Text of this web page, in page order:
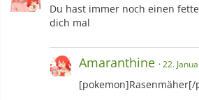
Du hast immer noch einen
dich mal
Amaranthine 22.
[pokemon]Rasenmäher[/